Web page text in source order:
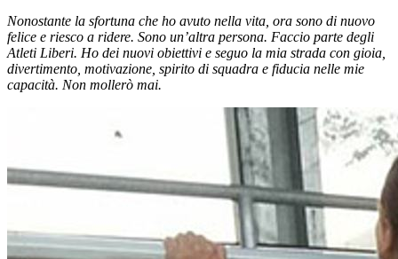
Nonostante la sfortuna che ho avuto nella vita, ora sono di nuovo
felice e riesco a ridere. Sono un’altra persona. Faccio parte degli
Atleti Liberi. Ho dei nuovi obiettivi e seguo la mia strada con gioia,
divertimento, motivazione, spirito di squadra e fiducia nelle mie
capacità. Non mollerò mai.